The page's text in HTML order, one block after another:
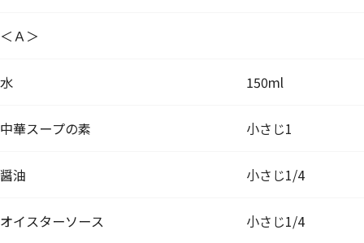
＜Ａ＞
水 150ml
中華スープの素 小さじ1
醤油 小さじ1/4
オイスターソース 小さじ1/4